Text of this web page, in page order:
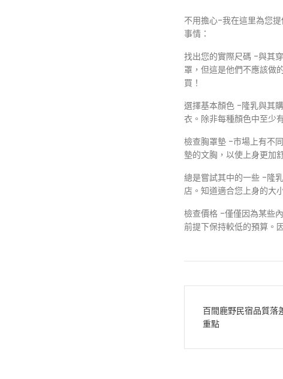
不用擔心-我在這里為您
事情：
找出您的實際尺碼 -與其
罩，但這是他們不應該做
買！
選擇基本顏色 -隆乳與其
衣。除非每種顏色中至少
檢查胸罩墊 -市場上有不
墊的文胸，以使上身更加
總是嘗試其中的一些 -隆
店。知道適合您上身的大
檢查價格 -僅僅因為某些
前提下保持較低的預算。
導
百間鹿野民宿品質落
重點